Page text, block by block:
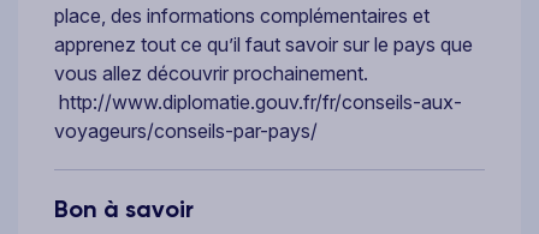
place, des informations complémentaires et
apprenez tout ce qu’il faut savoir sur le pays que
vous allez découvrir prochainement.
http://www.diplomatie.gouv.fr/fr/conseils-aux-
voyageurs/conseils-par-pays/
Bon à savoir